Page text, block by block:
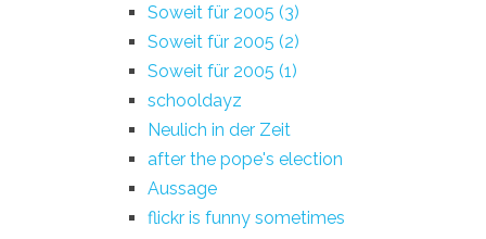
Soweit für 2005 (3)
Soweit für 2005 (2)
Soweit für 2005 (1)
schooldayz
Neulich in der Zeit
after the pope's election
Aussage
flickr is funny sometimes